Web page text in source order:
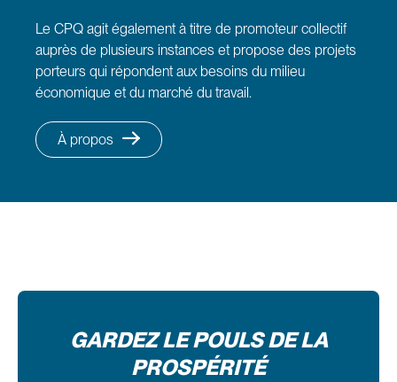
Le CPQ agit également à titre de promoteur collectif
auprès de plusieurs instances et propose des projets
porteurs qui répondent aux besoins du milieu
économique et du marché du travail.
À propos
GARDEZ LE POULS DE LA
PROSPÉRITÉ